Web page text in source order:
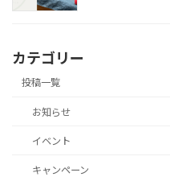
カテゴリー
投稿一覧
お知らせ
イベント
キャンペーン